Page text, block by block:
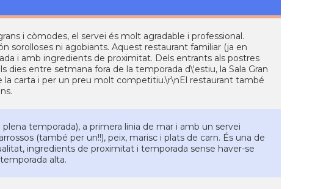
i còmodes, el servei és molt agradable i professional.
sorolloses ni agobiants. Aquest restaurant familiar (ja en
i amb ingredients de proximitat. Dels entrants als postres
dies entre setmana fora de la temporada d\'estiu, la Sala Gran
carta i per un preu molt competitiu.\r\nEl restaurant també
temporada), a primera linia de mar i amb un servei
(també per un!!), peix, marisc i plats de carn. És una de
ingredients de proximitat i temporada sense haver-se
alta.